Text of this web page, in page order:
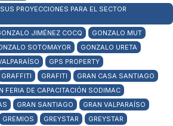
PROYECCIONES PARA EL SECTOR
JIMÉNEZ COCQ
GONZALO MUT
SOTOMAYOR
GONZALO URETA
GPS PROPERTY
GRAFFITI GRAFITI
GRAN CASA SANTIAGO
FERIA DE CAPACITACIÓN SODIMAC
GRAN SANTIAGO
GRAN VALPARAÍSO
GREMIOS GREYSTAR
GREYSTAR